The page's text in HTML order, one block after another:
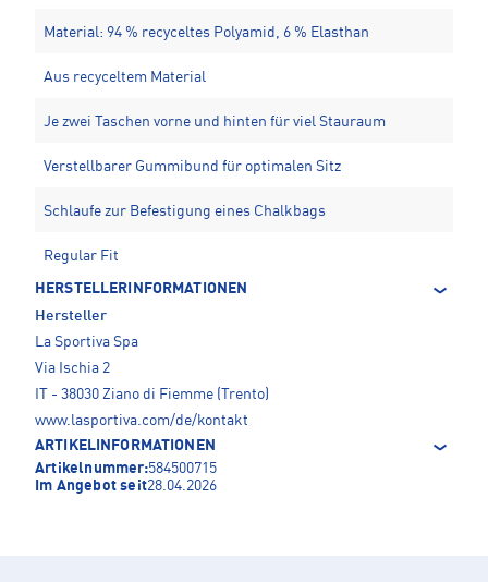
Material: 94 % recyceltes Polyamid, 6 % Elasthan
Aus recyceltem Material
Je zwei Taschen vorne und hinten für viel Stauraum
Verstellbarer Gummibund für optimalen Sitz
Schlaufe zur Befestigung eines Chalkbags
Regular Fit
HERSTELLERINFORMATIONEN
Hersteller
La Sportiva Spa
Via Ischia 2
IT - 38030 Ziano di Fiemme (Trento)
www.lasportiva.com/de/kontakt
ARTIKELINFORMATIONEN
Artikelnummer:584500715
Im Angebot seit28.04.2026